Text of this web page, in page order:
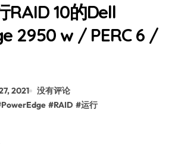
RAID 10的Dell
2950 w / PERC 6 /
2021
没有评论
PowerEdge #RAID #运行